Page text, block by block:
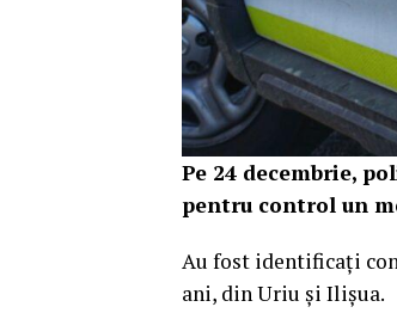
Pe 24 decembrie,
pentru control un
Au fost identificați
ani, din Uriu și Ilișua.